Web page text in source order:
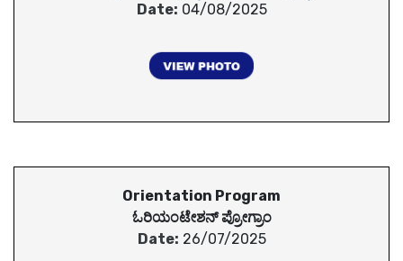
Date: 04/08/2025
Orientation Program
ಓರಿಯಂಟೇಶನ್ ಪ್ರೋಗ್ರಾಂ
Date: 26/07/2025